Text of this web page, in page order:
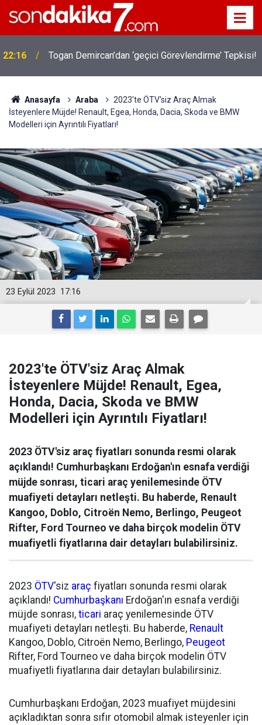
22:16 Togan Demircan’dan ‘geçici Görevlendirme’ Tepkisi!
Anasayfa Araba
2023'te ÖTV'siz Araç Almak
İsteyenlere Müjde! Renault, Egea, Honda, Dacia, Skoda ve BMW
Modelleri için Ayrıntılı Fiyatları!
17:16
23 Eylül 2023
2023'te ÖTV'siz Araç Almak
İsteyenlere Müjde! Renault, Egea,
Honda, Dacia, Skoda ve BMW
Modelleri için Ayrıntılı Fiyatları!
2023 ÖTV'siz araç fiyatları sonunda resmi olarak
açıklandı! Cumhurbaşkanı Erdoğan'ın esnafa verdiği
müjde sonrası, ticari araç yenilemesinde ÖTV
muafiyeti detayları netleşti. Bu haberde, Renault
Kangoo, Doblo, Citroën Nemo, Berlingo, Peugeot
Rifter, Ford Tourneo ve daha birçok modelin ÖTV
muafiyetli fiyatlarına dair detayları bulabilirsiniz.
2023 ÖTV'siz araç fiyatları sonunda resmi olarak
açıklandı! Cumhurbaşkanı Erdoğan'ın esnafa verdiği
müjde sonrası, ticari araç yenilemesinde ÖTV
muafiyeti detayları netleşti. Bu haberde, Renault
Kangoo, Doblo, Citroën Nemo, Berlingo, Peugeot
Rifter, Ford Tourneo ve daha birçok modelin ÖTV
muafiyetli fiyatlarına dair detayları bulabilirsiniz.
Cumhurbaşkanı Erdoğan, 2023 muafiyet müjdesini
açıkladıktan sonra sıfır otomobil almak isteyenler için